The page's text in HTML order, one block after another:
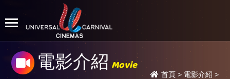
電影介紹 Movie
首頁> 電影介紹 >